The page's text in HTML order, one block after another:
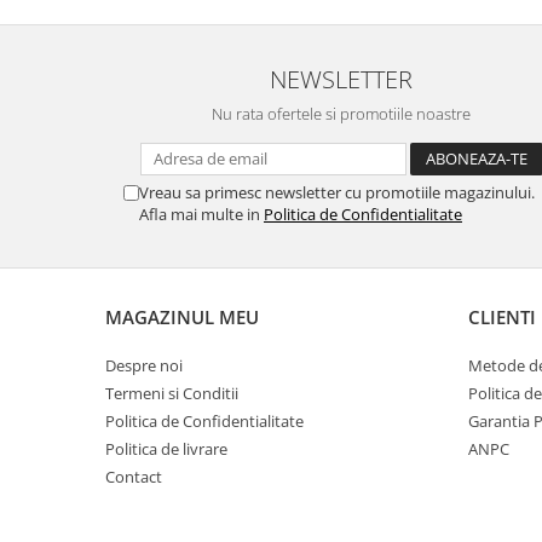
implementati in ecran
Folia este decupata
suprafataplanaa
ofera posibilitatea de a
husaimpreuna cu
•Kit Instalare (Laveta de
Umet, Servetel Uscat,
Absorber si Stickere
In cazul in care montarea
NEWSLETTER
Nu rata ofertele si promotiile noastre
Vreau sa primesc newsletter cu promotiile magazinului.
Afla mai multe in Politica de Confidentialitate
MAGAZINUL MEU
Despre noi
Termeni si Conditii
Politica de Confidentialitate
Politica de livrare
Contact
CLIENTI
Metode
Politica
Garantia
ANPC